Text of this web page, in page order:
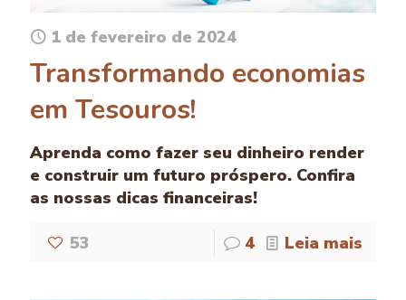
1 de fevereiro de 2024
Transformando economias
em Tesouros!
Aprenda como fazer seu dinheiro render
e construir um futuro próspero. Confira
as nossas dicas financeiras!
53 4 Leia mais